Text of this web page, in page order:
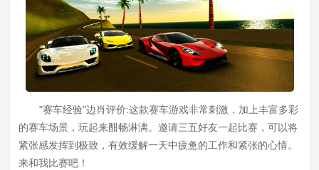
"赛车经验"边肖评价:这款赛车游戏非常刺激，加上丰富多彩
的赛车场景，玩起来酣畅淋漓。邀请三五好友一起比赛，可以将
紧张感发挥到极致，有效缓解一天中疲惫的工作和紧张的心情。
来和我比赛吧！